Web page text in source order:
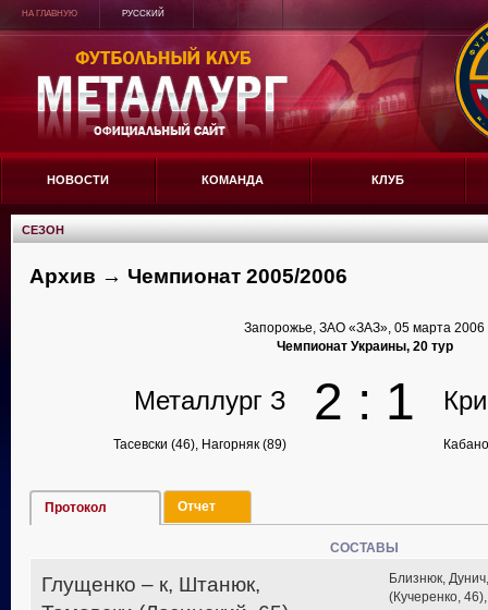
НА ГЛАВНУЮ РУССКИЙ
НОВОСТИ КОМАНДА КЛУБ
СЕЗОН
Архив → Чемпионат 2005/2006
Запорожье, ЗАО «ЗАЗ», 05 марта 2006
Чемпионат Украины, 20 тур
Металлург З 2 : 1
Тасевски (46), Нагорняк (89)
Протокол Отчет
СОСТАВЫ
Глущенко – к, Штанюк,
Близнюк,
(Кучеренко,